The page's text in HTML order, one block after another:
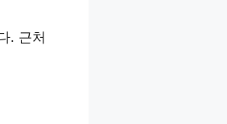
. 근처